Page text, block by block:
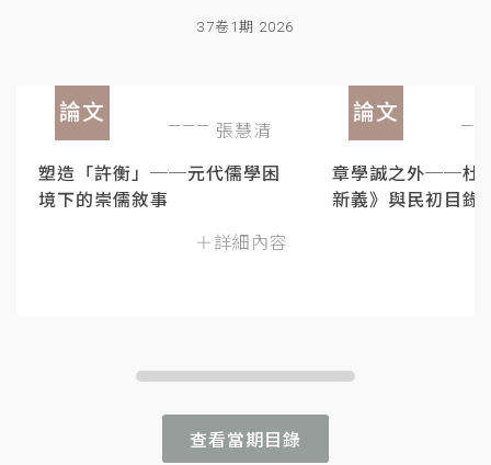
37卷1期 2026
論文
張慧清
塑造「許衡」──元代儒學困
境下的崇儒敘事
＋詳細內容
論文
章學誠之外──杜
新義》與民初目錄
查看當期目錄